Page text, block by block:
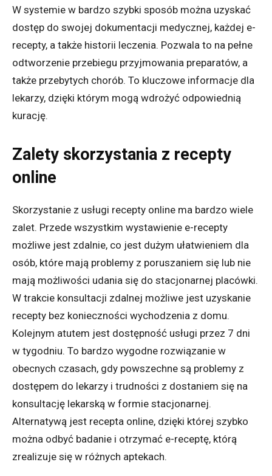
W systemie w bardzo szybki sposób można uzyskać
dostęp do swojej dokumentacji medycznej, każdej e-
recepty, a także historii leczenia. Pozwala to na pełne
odtworzenie przebiegu przyjmowania preparatów, a
także przebytych chorób. To kluczowe informacje dla
lekarzy, dzięki którym mogą wdrożyć odpowiednią
kurację.
Zalety skorzystania z recepty
online
Skorzystanie z usługi recepty online ma bardzo wiele
zalet. Przede wszystkim wystawienie e-recepty
możliwe jest zdalnie, co jest dużym ułatwieniem dla
osób, które mają problemy z poruszaniem się lub nie
mają możliwości udania się do stacjonarnej placówki.
W trakcie konsultacji zdalnej możliwe jest uzyskanie
recepty bez konieczności wychodzenia z domu.
Kolejnym atutem jest dostępność usługi przez 7 dni
w tygodniu. To bardzo wygodne rozwiązanie w
obecnych czasach, gdy powszechne są problemy z
dostępem do lekarzy i trudności z dostaniem się na
konsultację lekarską w formie stacjonarnej.
Alternatywą jest recepta online, dzięki której szybko
można odbyć badanie i otrzymać e-receptę, którą
zrealizuje się w różnych aptekach.